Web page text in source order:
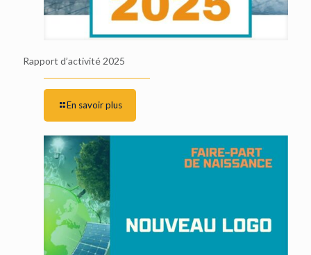
Rapport d’activité 2025
En savoir plus